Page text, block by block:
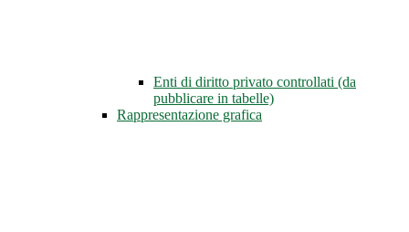
Enti di diritto privato controllati (da
pubblicare in tabelle)
Rappresentazione grafica